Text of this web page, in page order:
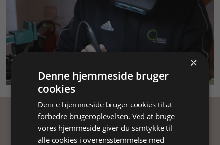
Få inspiration
×
Denne hjemmeside bruger
cookies
Denne hjemmeside bruger cookies til at
forbedre brugeroplevelsen. Ved at bruge
vores hjemmeside giver du samtykke til
alle cookies i overensstemmelse med